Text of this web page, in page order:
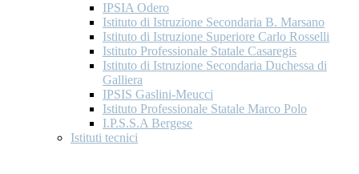
IPSIA Odero
Istituto di Istruzione Secondaria B. Marsano
Istituto di Istruzione Superiore Carlo Rosselli
Istituto Professionale Statale Casaregis
Istituto di Istruzione Secondaria Duchessa di
Galliera
IPSIS Gaslini-Meucci
Istituto Professionale Statale Marco Polo
I.P.S.S.A Bergese
Istituti tecnici